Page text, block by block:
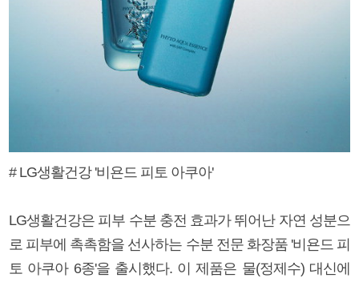
# LG생활건강 '비욘드 피토 아쿠아'
LG생활건강은 피부 수분 충전 효과가 뛰어난 자연 성분으
로 피부에 촉촉함을 선사하는 수분 전문 화장품 '비욘드 피
토 아쿠아 6종'을 출시했다. 이 제품은 물(정제수) 대신에